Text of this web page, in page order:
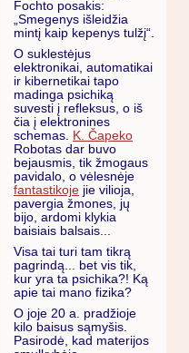
Fochto posakis:
„Smegenys išleidžia
mintį kaip kepenys tulžį“.
O suklestėjus
elektronikai, automatikai
ir kibernetikai tapo
madinga psichiką
suvesti į refleksus, o iš
čia į elektronines
schemas. K. Čapeko
Robotas dar buvo
bejausmis, tik žmogaus
pavidalo, o vėlesnėje
fantastikoje jie vilioja,
pavergia žmones, jų
bijo, ardomi klykia
baisiais balsais...
Visa tai turi tam tikrą
pagrindą... bet vis tik,
kur yra ta psichika?! Ką
apie tai mano fizika?
O joje 20 a. pradžioje
kilo baisus sąmyšis.
Pasirodė, kad materijos